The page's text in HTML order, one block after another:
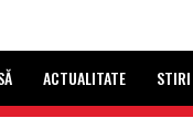
ACTUALITATE STIRI